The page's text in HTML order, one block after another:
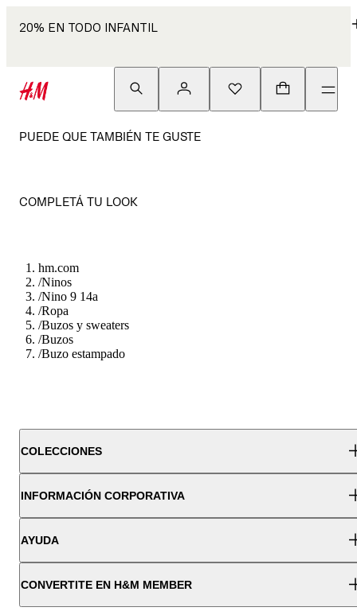
20% EN TODO INFANTIL
PUEDE QUE TAMBIÉN TE GUSTE
COMPLETÁ TU LOOK
hm.com
/Ninos
/Nino 9 14a
/Ropa
/Buzos y sweaters
/Buzos
/Buzo estampado
COLECCIONES
INFORMACIÓN CORPORATIVA
AYUDA
CONVERTITE EN H&M MEMBER